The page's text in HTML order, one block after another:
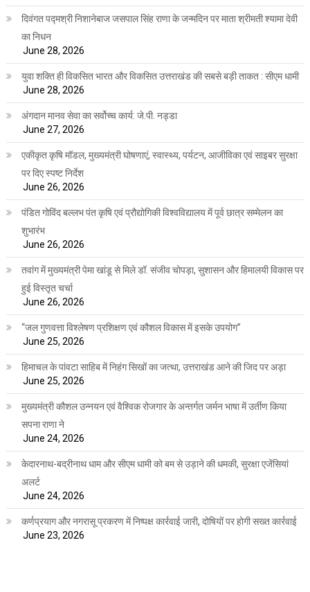
दिवंगत पद्मश्री निशानेबाज जसपाल सिंह राणा के जन्मदिन पर माता श्रीमती श्यामा देवी
का निधन
June 28, 2026
युवा शक्ति ही विकसित भारत और विकसित उत्तराखंड की सबसे बड़ी ताकत : सीएम धामी
June 28, 2026
अंगदान मानव सेवा का सर्वोच्च कार्य: जे.पी. नड्डा
June 27, 2026
एकीकृत कृषि मॉडल, मुख्यमंत्री घोषणाएं, स्वास्थ्य, पर्यटन, आजीविका एवं साइबर सुरक्षा
पर दिए स्पष्ट निर्देश
June 26, 2026
पंडित गोविंद बल्लभ पंत कृषि एवं प्रौद्योगिकी विश्वविद्यालय में पूर्व छात्र सम्मेलन का
शुभारंभ
June 26, 2026
तवांग में मुख्यमंत्री पेमा खांडू से मिले डॉ. संजीव चोपड़ा, सुशासन और हिमालयी विकास पर
हुई विस्तृत चर्चा
June 26, 2026
“जल गुणवत्ता विश्लेषण प्रशिक्षण एवं कौशल विकास में इसके उपयोग”
June 25, 2026
हिमाचल के पांवटा साहिब में निहंग सिखों का जत्था, उत्तराखंड आने की जिद पर अड़ा
June 25, 2026
मुख्यमंत्री कौशल उन्नयन एवं वैश्विक रोजगार के अन्तर्गत जर्मन भाषा में उर्तीण किया
सपना राणा ने
June 24, 2026
केदारनाथ-बद्रीनाथ धाम और सीएम धामी को बम से उड़ाने की धमकी, सुरक्षा एजेंसियां
अलर्ट
June 24, 2026
कर्णप्रयाग और नगरासू प्रकरण में निष्पक्ष कार्रवाई जारी, दोषियों पर होगी सख्त कार्रवाई
June 23, 2026